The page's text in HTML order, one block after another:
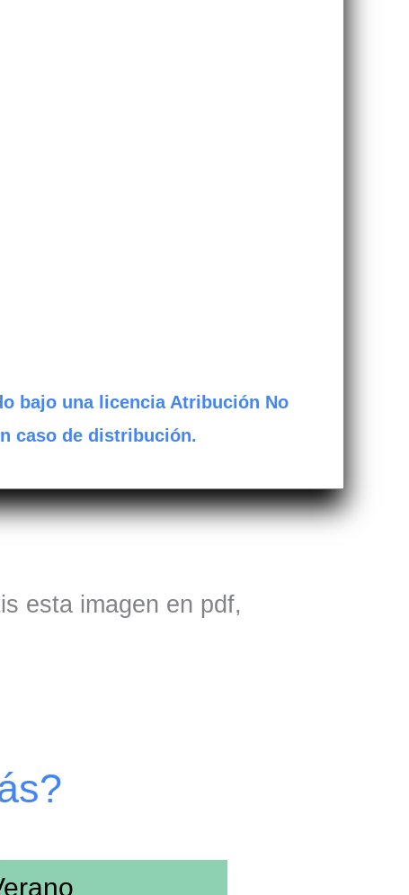
bajo una licencia Atribución No
caso de distribución.
esta imagen en pdf,